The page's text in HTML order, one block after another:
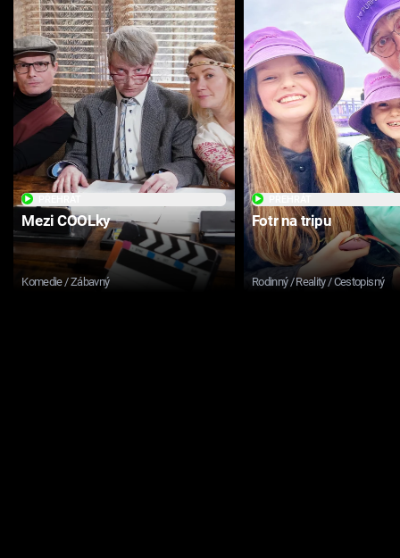
Mezi COOLky
Komedie / Zábavný
Fotr na tripu
Rodinný / Reality / Cestopisný